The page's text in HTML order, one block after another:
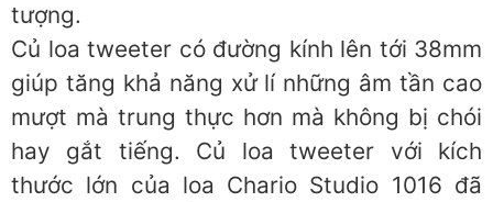
tượng.
Củ loa tweeter có đường kính lên tới 38mm
giúp tăng khả năng xử lí những âm tần cao
mượt mà trung thực hơn mà không bị chói
hay gắt tiếng. Củ loa tweeter với kích
thước lớn của loa Chario Studio 1016 đã